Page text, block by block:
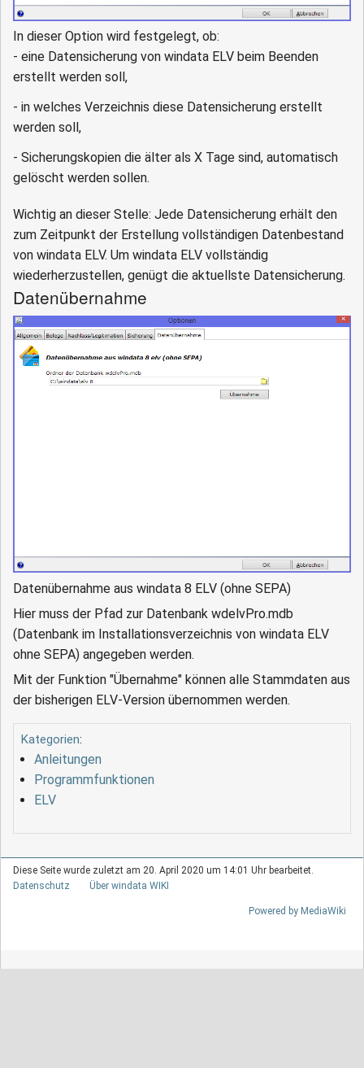
In dieser Option wird festgelegt, ob:
- eine Datensicherung von windata ELV beim Beenden
erstellt werden soll,
- in welches Verzeichnis diese Datensicherung erstellt
werden soll,
- Sicherungskopien die älter als X Tage sind, automatisch
gelöscht werden sollen.
Wichtig an dieser Stelle: Jede Datensicherung erhält den
zum Zeitpunkt der Erstellung vollständigen Datenbestand
von windata ELV. Um windata ELV vollständig
wiederherzustellen, genügt die aktuellste Datensicherung.
Datenübernahme
Datenübernahme aus windata 8 ELV (ohne SEPA)
Hier muss der Pfad zur Datenbank wdelvPro.mdb
(Datenbank im Installationsverzeichnis von windata ELV
ohne SEPA) angegeben werden.
Mit der Funktion "Übernahme" können alle Stammdaten aus
der bisherigen ELV-Version übernommen werden.
Kategorien:
Anleitungen
Programmfunktionen
ELV
Diese Seite wurde zuletzt am 20. April 2020 um 14:01 Uhr bearbeitet.
Datenschutz
Über windata WIKI
Powered by MediaWiki